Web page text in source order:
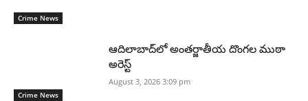
Crime News
Crime News
ఆదిలాబాద్‌లో అంతర్జాతీయ దొంగల ముఠా
అరెస్ట్
August 3, 2026 3:09 pm